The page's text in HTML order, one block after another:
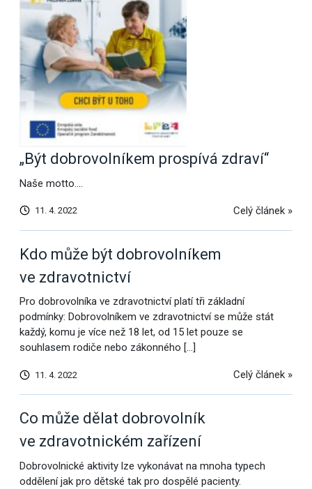
„Být dobrovolníkem prospívá zdraví“
Naše motto….
11. 4. 2022 Celý článek »
Kdo může být dobrovolníkem
ve zdravotnictví
Pro dobrovolníka ve zdravotnictví platí tři základní
podmínky: Dobrovolníkem ve zdravotnictví se může stát
každý, komu je více než 18 let, od 15 let pouze se
souhlasem rodiče nebo zákonného […]
11. 4. 2022 Celý článek »
Co může dělat dobrovolník
ve zdravotnickém zařízení
Dobrovolnické aktivity lze vykonávat na mnoha typech
oddělení jak pro dětské tak pro dospělé pacienty.